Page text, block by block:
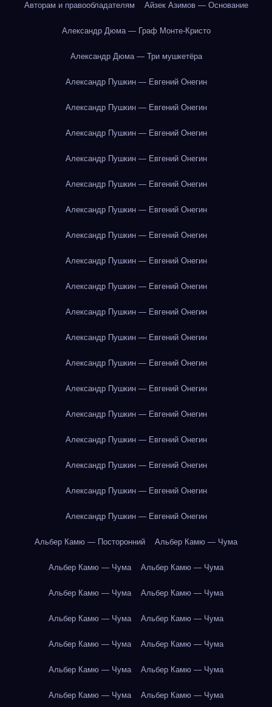
Авторам и правообладателям Айзек Азимов — Основание
Александр Дюма — Граф Монте-Кристо
Александр Дюма — Три мушкетёра
Александр Пушкин — Евгений Онегин
Александр Пушкин — Евгений Онегин
Александр Пушкин — Евгений Онегин
Александр Пушкин — Евгений Онегин
Александр Пушкин — Евгений Онегин
Александр Пушкин — Евгений Онегин
Александр Пушкин — Евгений Онегин
Александр Пушкин — Евгений Онегин
Александр Пушкин — Евгений Онегин
Александр Пушкин — Евгений Онегин
Александр Пушкин — Евгений Онегин
Александр Пушкин — Евгений Онегин
Александр Пушкин — Евгений Онегин
Александр Пушкин — Евгений Онегин
Александр Пушкин — Евгений Онегин
Александр Пушкин — Евгений Онегин
Александр Пушкин — Евгений Онегин
Александр Пушкин — Евгений Онегин
Альбер Камю — Посторонний Альбер Камю — Чума
Альбер Камю — Чума Альбер Камю — Чума
Альбер Камю — Чума Альбер Камю — Чума
Альбер Камю — Чума Альбер Камю — Чума
Альбер Камю — Чума Альбер Камю — Чума
Альбер Камю — Чума Альбер Камю — Чума
Альбер Камю — Чума Альбер Камю — Чума